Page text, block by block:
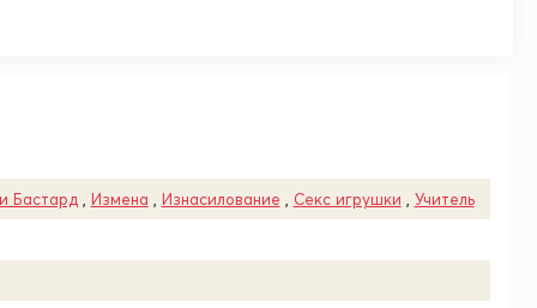
Бастард Измена Изнасилование Секс игрушки Учитель